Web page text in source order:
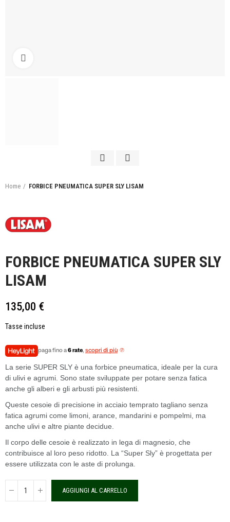
Home FORBICE PNEUMATICA SUPER SLY LISAM
FORBICE PNEUMATICA SUPER SLY
LISAM
135,00 €
Tasse incluse
paga fino a6 rate, scopri di più
La serie SUPER SLY è una forbice pneumatica, ideale per la cura
di ulivi e agrumi. Sono state sviluppate per potare senza fatica
anche gli alberi e gli arbusti più resistenti.
Queste cesoie di precisione in acciaio temprato tagliano senza
fatica agrumi come limoni, arance, mandarini e pompelmi, ma
anche ulivi e altre piante decidue.
Il corpo delle cesoie è realizzato in lega di magnesio, che
contribuisce al loro peso ridotto. La “Super Sly” è progettata per
essere utilizzata con le aste di prolunga.
AGGIUNGI AL CARRELLO